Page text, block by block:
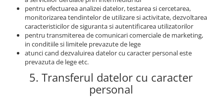
pentru efectuarea analizei datelor, testarea si cercetarea,
monitorizarea tendintelor de utilizare si activitate, dezvoltarea
caracteristicilor de siguranta si autentificarea utilizatorilor
pentru transmiterea de comunicari comerciale de marketing,
in conditiile si limitele prevazute de lege
atunci cand dezvaluirea datelor cu caracter personal este
prevazuta de lege etc.
5. Transferul datelor cu caracter
personal